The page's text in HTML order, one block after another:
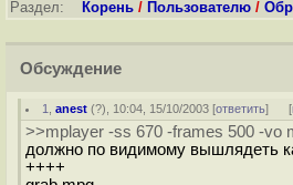
Раздел: Корень / Пользователю /
Обсуждение
1 ,anest (?), 10:04, 15/10/2003 [ответить] [
>>mplayer -ss 670 -frames 500 -vo
должно по видимому вышлядеть
++++